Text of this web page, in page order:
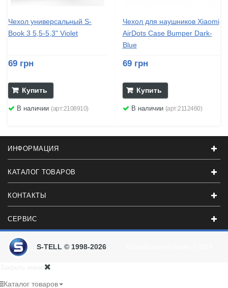
Чехол универсальный S-
Book 3 5,5-5,3" Violet
69 грн
Купить
В наличии (арт:2108910)
Чехол для наушников Xiaomi
AirDots Case Bumper Dark-
Blue
69 грн
Купить
В наличии (арт:2112460)
ИНФОРМАЦИЯ
КАТАЛОГ ТОВАРОВ
КОНТАКТЫ
СЕРВИС
S-TELL © 1998-2026
Каталог товаров